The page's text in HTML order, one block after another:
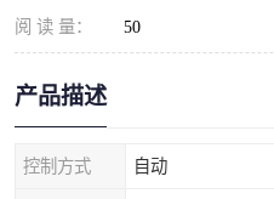
阅 读 量： 50
产品描述
控制方式 自动